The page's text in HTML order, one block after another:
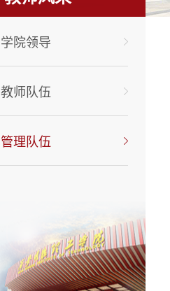
学院领导
教师队伍
管理队伍